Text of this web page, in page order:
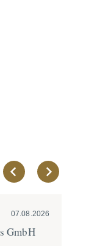
07.08.2026
GmbH